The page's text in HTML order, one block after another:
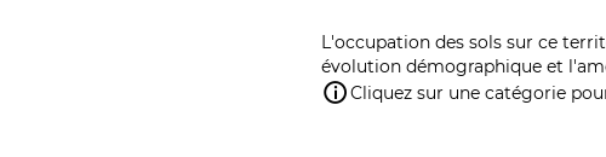
L'occupation des sols sur ce
évolution démographique et
Cliquez sur une catégorie